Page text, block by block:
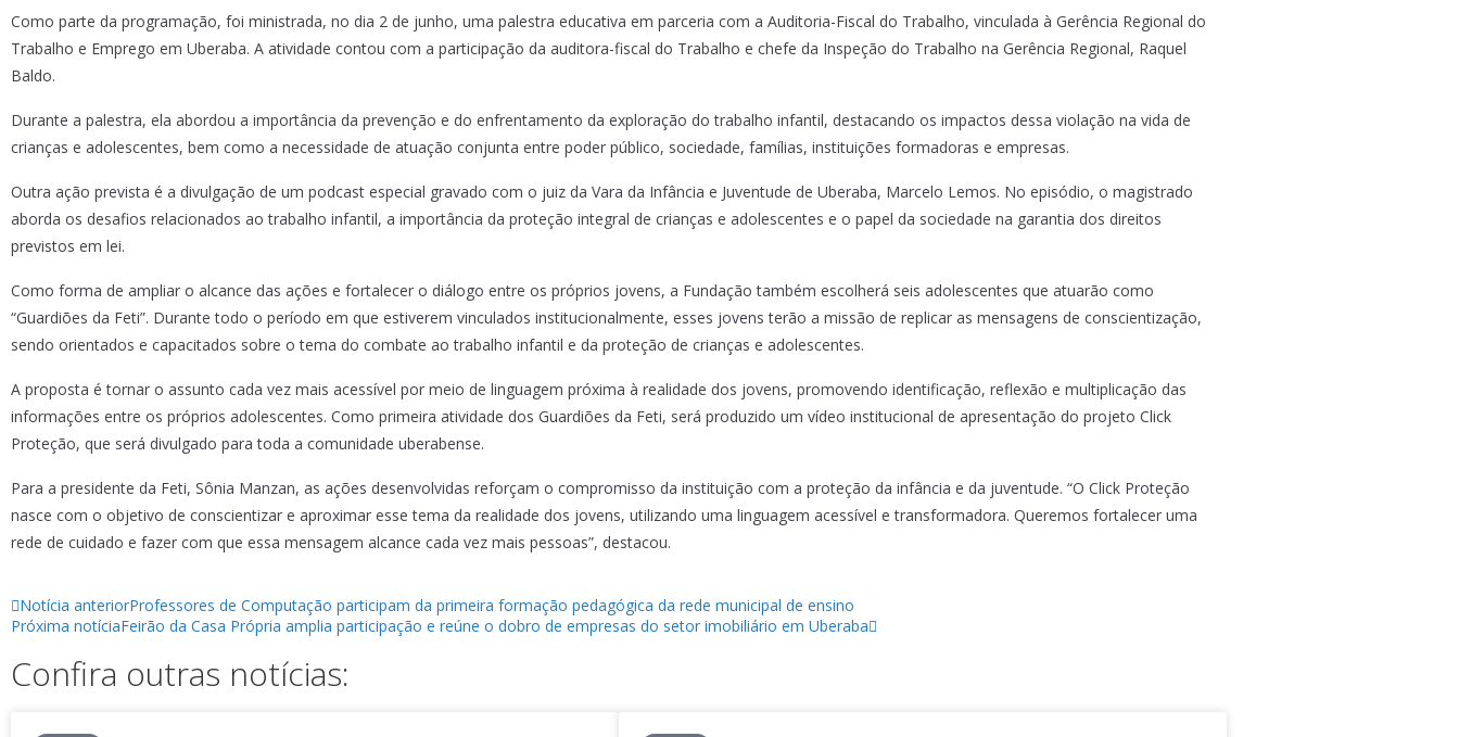
Como parte da programação, foi ministrada, no dia 2 de junho, uma palestra educativa em parceria com a Auditoria-Fiscal do Trabalho, vinculada à Gerência Regional do
Trabalho e Emprego em Uberaba. A atividade contou com a participação da auditora-fiscal do Trabalho e chefe da Inspeção do Trabalho na Gerência Regional, Raquel
Baldo.
Durante a palestra, ela abordou a importância da prevenção e do enfrentamento da exploração do trabalho infantil, destacando os impactos dessa violação na vida de
crianças e adolescentes, bem como a necessidade de atuação conjunta entre poder público, sociedade, famílias, instituições formadoras e empresas.
Outra ação prevista é a divulgação de um podcast especial gravado com o juiz da Vara da Infância e Juventude de Uberaba, Marcelo Lemos. No episódio, o magistrado
aborda os desafios relacionados ao trabalho infantil, a importância da proteção integral de crianças e adolescentes e o papel da sociedade na garantia dos direitos
previstos em lei.
Como forma de ampliar o alcance das ações e fortalecer o diálogo entre os próprios jovens, a Fundação também escolherá seis adolescentes que atuarão como
“Guardiões da Feti”. Durante todo o período em que estiverem vinculados institucionalmente, esses jovens terão a missão de replicar as mensagens de conscientização,
sendo orientados e capacitados sobre o tema do combate ao trabalho infantil e da proteção de crianças e adolescentes.
A proposta é tornar o assunto cada vez mais acessível por meio de linguagem próxima à realidade dos jovens, promovendo identificação, reflexão e multiplicação das
informações entre os próprios adolescentes. Como primeira atividade dos Guardiões da Feti, será produzido um vídeo institucional de apresentação do projeto Click
Proteção, que será divulgado para toda a comunidade uberabense.
Para a presidente da Feti, Sônia Manzan, as ações desenvolvidas reforçam o compromisso da instituição com a proteção da infância e da juventude. “O Click Proteção
nasce com o objetivo de conscientizar e aproximar esse tema da realidade dos jovens, utilizando uma linguagem acessível e transformadora. Queremos fortalecer uma
rede de cuidado e fazer com que essa mensagem alcance cada vez mais pessoas”, destacou.
Notícia anteriorProfessores de Computação participam da primeira formação pedagógica da rede municipal de ensino
Próxima notíciaFeirão da Casa Própria amplia participação e reúne o dobro de empresas do setor imobiliário em Uberaba
Confira outras notícias: